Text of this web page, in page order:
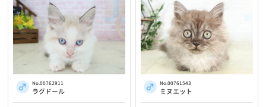
No.00762911
ラグドール
No.00761543
ミヌエット